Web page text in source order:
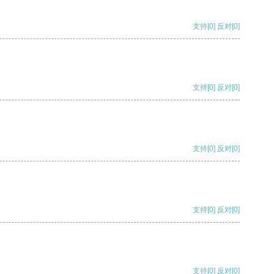
支持[0] 反对[0]
支持[0] 反对[0]
支持[0] 反对[0]
支持[0] 反对[0]
支持[0] 反对[0]